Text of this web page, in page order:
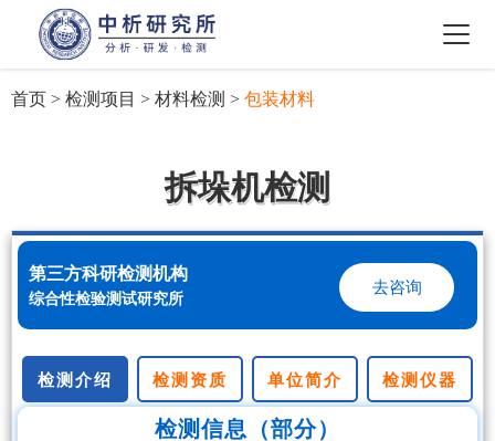
首页 > 检测项目 > 材料检测 > 包装材料
拆垛机检测
第三方科研检测机构
综合性检验测试研究所
去咨询
检测介绍 检测资质 单位简介 检测仪器
检测信息（部分）